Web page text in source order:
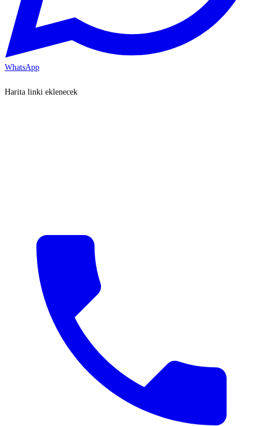
WhatsApp
Harita linki eklenecek